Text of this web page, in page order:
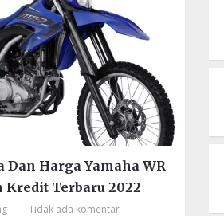
Harga Yamaha WR
Kredit Terbaru 2022
Tidak ada komentar